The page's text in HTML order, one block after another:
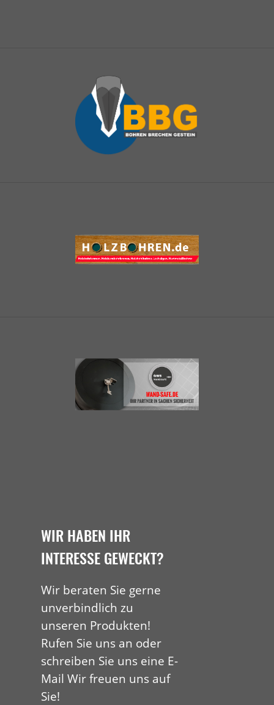
WIR HABEN IHR
INTERESSE GEWECKT?
Wir beraten Sie gerne
unverbindlich zu
unseren Produkten!
Rufen Sie uns an oder
schreiben Sie uns eine E-
Mail Wir freuen uns auf
Sie!